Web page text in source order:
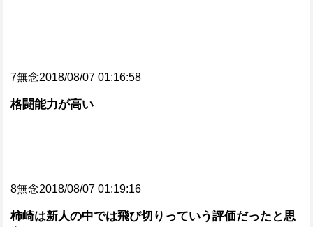
7無念2018/08/07 01:16:58
格闘能力が高い
8無念2018/08/07 01:19:16
柿崎は新人の中では飛び切りっていう評価だったと思